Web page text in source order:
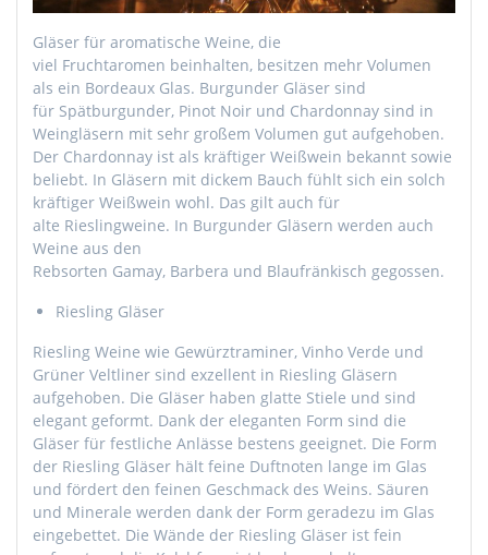
Gläser für aromatische Weine, die
viel Fruchtaromen beinhalten, besitzen mehr Volumen
als ein Bordeaux Glas. Burgunder Gläser sind
für Spätburgunder, Pinot Noir und Chardonnay sind in
Weingläsern mit sehr großem Volumen gut aufgehoben.
Der Chardonnay ist als kräftiger Weißwein bekannt sowie
beliebt. In Gläsern mit dickem Bauch fühlt sich ein solch
kräftiger Weißwein wohl. Das gilt auch für
alte Rieslingweine. In Burgunder Gläsern werden auch
Weine aus den
Rebsorten Gamay, Barbera und Blaufränkisch gegossen.
Riesling Gläser
Riesling Weine wie Gewürztraminer, Vinho Verde und
Grüner Veltliner sind exzellent in Riesling Gläsern
aufgehoben. Die Gläser haben glatte Stiele und sind
elegant geformt. Dank der eleganten Form sind die
Gläser für festliche Anlässe bestens geeignet. Die Form
der Riesling Gläser hält feine Duftnoten lange im Glas
und fördert den feinen Geschmack des Weins. Säuren
und Minerale werden dank der Form geradezu im Glas
eingebettet. Die Wände der Riesling Gläser ist fein